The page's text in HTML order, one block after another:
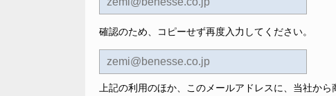
確認のため、コピーせず再度入力してください。
上記の利用のほか、このメールアドレスに、当社か